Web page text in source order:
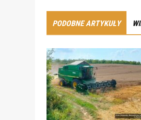
PODOBNE ARTYKUŁY